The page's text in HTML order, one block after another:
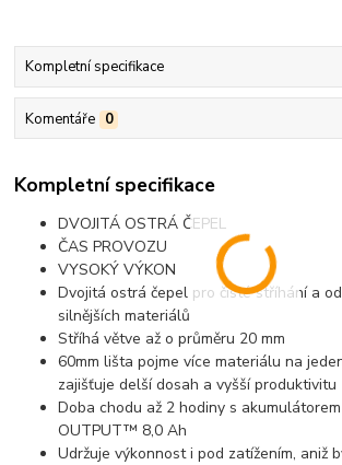
Kompletní specifikace
Komentáře 0
Kompletní specifikace
DVOJITÁ OSTRÁ ČEPEL
ČAS PROVOZU
VYSOKÝ VÝKON
Dvojitá ostrá čepel pro čisté stříhání a
silnějších materiálů
Stříhá větve až o průměru 20 mm
60mm lišta pojme více materiálu na
zajišťuje delší dosah a vyšší produktivitu
Doba chodu až 2 hodiny s
OUTPUT™ 8,0 Ah
Udržuje výkonnost i pod zatížením, aniž